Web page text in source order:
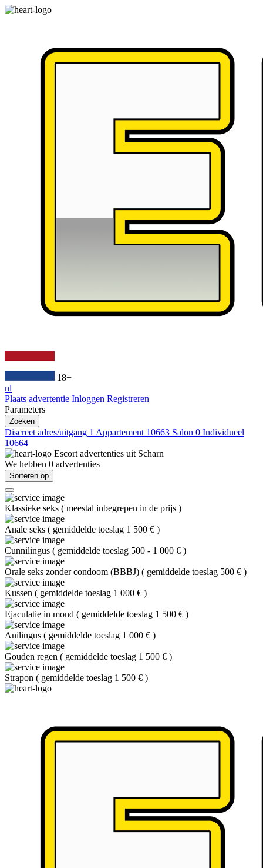
18+
nl
Plaats advertentie Inloggen Registreren
Parameters
Zoeken
Discreet adres/uitgang 1 Appartement 10663 Salon 0 Individueel
10664
Escort advertenties uit Scharn
We hebben 0 advertenties
Sorteren op
Klassieke seks ( meestal inbegrepen in de prijs )
Anale seks ( gemiddelde toeslag 1 500 € )
Cunnilingus ( gemiddelde toeslag 500 - 1 000 € )
Orale seks zonder condoom (BBBJ) ( gemiddelde toeslag 500 € )
Kussen ( gemiddelde toeslag 1 000 € )
Ejaculatie in mond ( gemiddelde toeslag 1 500 € )
Anilingus ( gemiddelde toeslag 1 000 € )
Gouden regen ( gemiddelde toeslag 1 500 € )
Strapon ( gemiddelde toeslag 1 500 € )